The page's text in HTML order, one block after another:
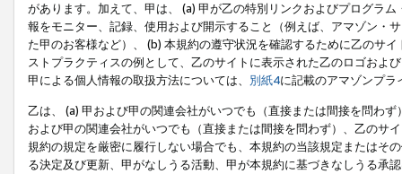
があります。加えて、甲は、 (a) 甲が乙の特別リンクおよびプログラ
報をモニター、記録、使用および開示すること（例えば、アマゾン・
た甲のお客様など）、 (b) 本規約の遵守状況を確認するために乙のサ
ストプラクティスの例として、乙のサイトに表示された乙のロゴおよ
甲による個人情報の取扱方法については、 別紙4に記載のアマゾンプ
乙は、 (a) 甲および甲の関連会社がいつでも（直接または間接を問わ
および甲の関連会社がいつでも（直接または間接を問わず）、乙のサ
規約の規定を厳密に履行しない場合でも、本規約の当該規定またはそ
る決定及び更新、甲がなしうる活動、甲が本規約に基づきなしうる承